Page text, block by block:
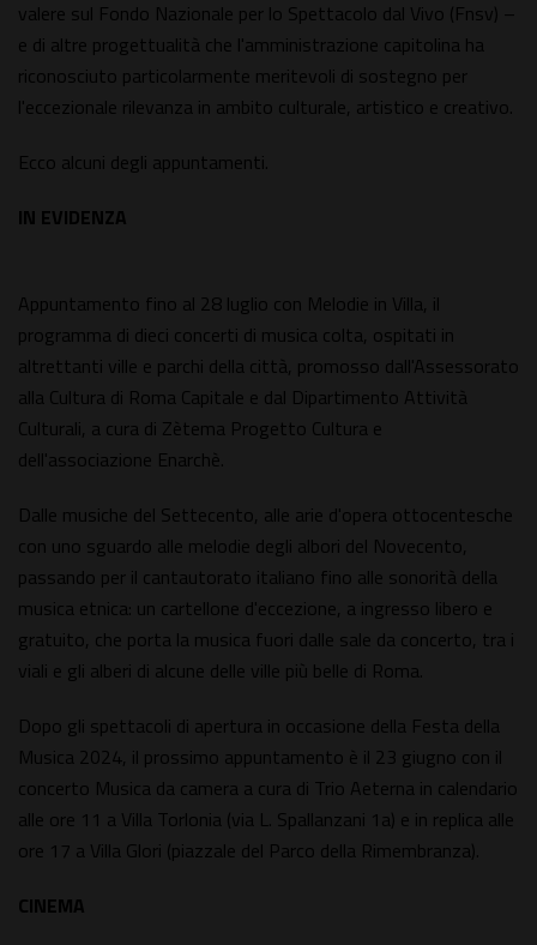
valere sul Fondo Nazionale per lo Spettacolo dal Vivo (Fnsv) –
e di altre progettualità che l'amministrazione capitolina ha
riconosciuto particolarmente meritevoli di sostegno per
l'eccezionale rilevanza in ambito culturale, artistico e creativo.
Ecco alcuni degli appuntamenti.
IN EVIDENZA
Appuntamento fino al 28 luglio con Melodie in Villa, il
programma di dieci concerti di musica colta, ospitati in
altrettanti ville e parchi della città, promosso dall'Assessorato
alla Cultura di Roma Capitale e dal Dipartimento Attività
Culturali, a cura di Zètema Progetto Cultura e
dell'associazione Enarchè.
Dalle musiche del Settecento, alle arie d'opera ottocentesche
con uno sguardo alle melodie degli albori del Novecento,
passando per il cantautorato italiano fino alle sonorità della
musica etnica: un cartellone d'eccezione, a ingresso libero e
gratuito, che porta la musica fuori dalle sale da concerto, tra i
viali e gli alberi di alcune delle ville più belle di Roma.
Dopo gli spettacoli di apertura in occasione della Festa della
Musica 2024, il prossimo appuntamento è il 23 giugno con il
concerto Musica da camera a cura di Trio Aeterna in calendario
alle ore 11 a Villa Torlonia (via L. Spallanzani 1a) e in replica alle
ore 17 a Villa Glori (piazzale del Parco della Rimembranza).
CINEMA